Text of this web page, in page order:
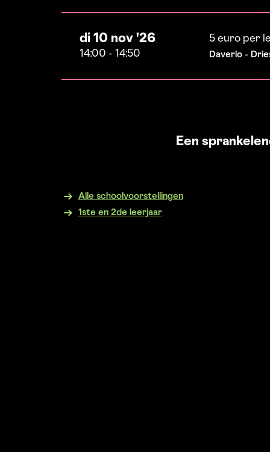
di 10 nov '26
14:00 - 14:50
5 euro per
Daverlo -
Een
Alle schoolvoorstellingen
1ste en 2de leerjaar